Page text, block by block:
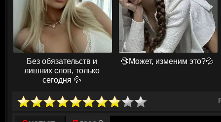
Без обязательств и
лишних слов, только
сегодня 💦
🔞Может, изменим это?💦